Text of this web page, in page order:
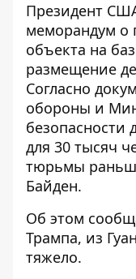
Президент
меморандум о
объекта на
размещение
Согласно
обороны и
безопасности
для 30 тысяч
тюрьмы
Байден.
Об этом
Трампа, из
тяжело.